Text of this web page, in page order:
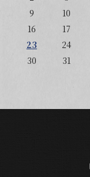
9
10
16
17
23
24
30
31